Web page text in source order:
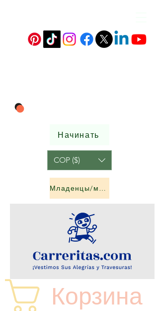
Младенцы/мальчики и девочки
Начинать
COP ($)
Корзина